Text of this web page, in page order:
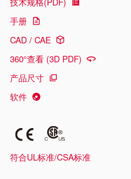
手册
CAD / CAE
360°查看 (3D PDF)
产品尺寸
软件
符合UL标准/CSA标准